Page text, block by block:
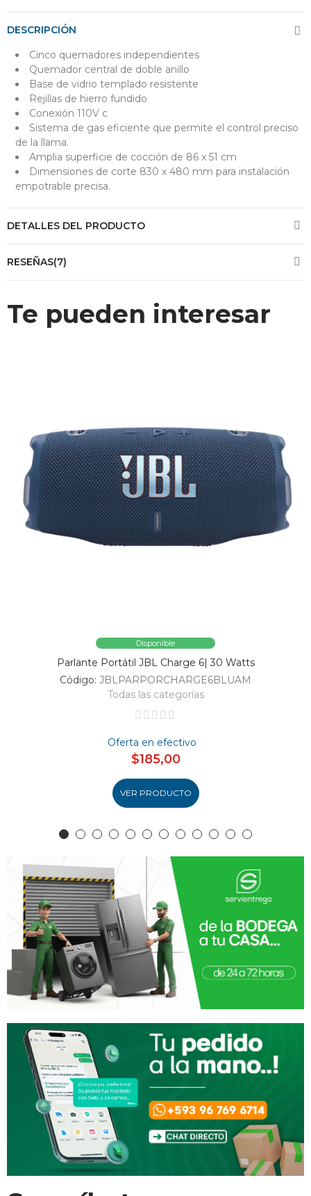
DESCRIPCIÓN
Cinco quemadores independientes
Quemador central de doble anillo
Base de vidrio templado resistente
Rejillas de hierro fundido
Conexión 110V c
Sistema de gas eficiente que permite el control preciso
de la llama.
Amplia superficie de cocción de 86 x 51 cm
Dimensiones de corte 830 x 480 mm para instalación
empotrable precisa.
DETALLES DEL PRODUCTO
RESEÑAS(7)
Te pueden interesar
Disponible
Parlante Portátil JBL Charge 6| 30 Watts
Código: JBLPARPORCHARGE6BLUAM
Todas las categorías
Oferta en efectivo
$185,00
VER PRODUCTO